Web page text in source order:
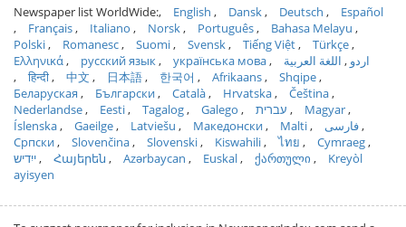
Newspaper list WorldWide: English Dansk Deutsch
Español
Français
Italiano Norsk Português
Bahasa Melayu
Polski
Romanesc Suomi Svensk Tiếng Việt
Türkçe
Ελληνικά
русский язык українська мова اردو
اللغة العربية
हिन्दी
中文 日本語 한국어 Afrikaans
Shqipe
Беларуская
Български Català Hrvatska
Čeština
Nederlandse
Eesti Tagalog Galego עברית
Magyar
Íslenska
Gaeilge Latviešu Македонски Malti
فارسی
Српски
Slovenčina Slovenski Kiswahili ไทย
Cymraeg
ייִדיש
Հայերեն Azərbaycan Euskal ქართული
Kreyòl
ayisyen